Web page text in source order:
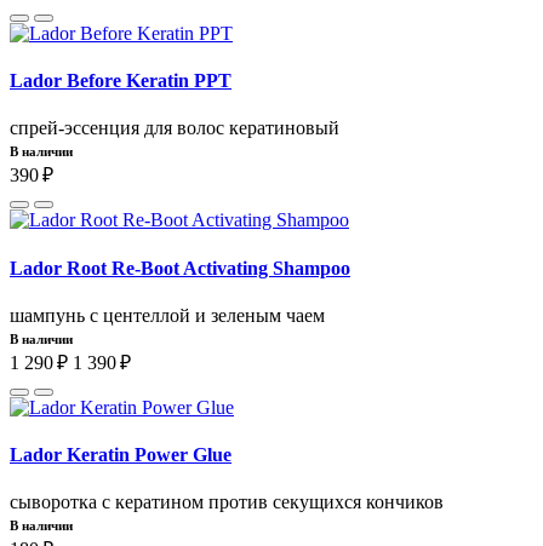
Lador Before Keratin PPT
спрей-эссенция для волос кератиновый
В наличии
390 ₽
Lador Root Re-Boot Activating Shampoo
шампунь с центеллой и зеленым чаем
В наличии
1 290 ₽ 1 390 ₽
Lador Keratin Power Glue
сыворотка с кератином против секущихся кончиков
В наличии